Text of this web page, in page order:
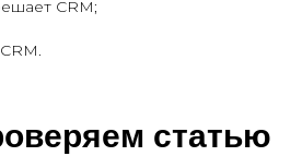
CRM;
статью